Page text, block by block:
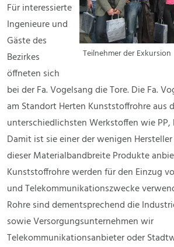
Teilnehmer der Exkursion
Für interessierte
Ingenieure und
Gäste des
Bezirkes
öffneten sich
bei der Fa. Vogelsang die Tore. Die Fa.
am Standort Herten Kunststoffrohre aus
unterschiedlichsten Werkstoffen wie PP,
Damit ist sie einer der wenigen
dieser Materialbandbreite Produkte
Kunststoffrohre werden für den Einzug
und Telekommunikationszwecke
Rohre sind dementsprechend die
sowie Versorgungsunternehmen wir
Telekommunikationsanbieter oder